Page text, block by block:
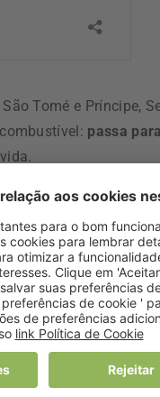
Tomé e Príncipe,
passa
da maior
“que nunca
conjuntura de
dos investimentos
Unidos para o